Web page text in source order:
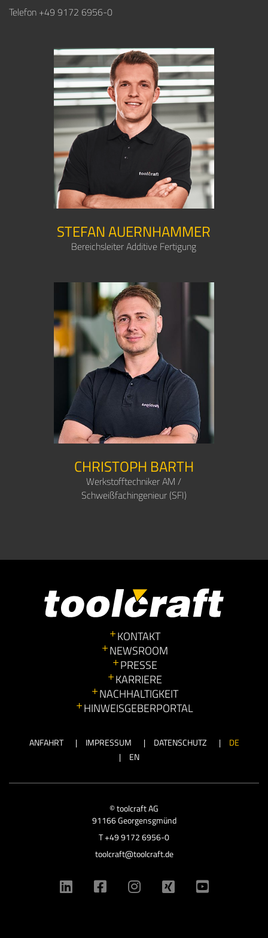
Telefon +49 9172 6956-0
STEFAN AUERNHAMMER
Bereichsleiter Additive Fertigung
CHRISTOPH BARTH
Werkstofftechniker AM /
Schweißfachingenieur (SFI)
KONTAKT
NEWSROOM
PRESSE
KARRIERE
NACHHALTIGKEIT
HINWEISGEBERPORTAL
ANFAHRT IMPRESSUM DATENSCHUTZ
DE
EN
© toolcraft AG
91166 Georgensgmünd
T+49 9172 6956-0
toolcraft@toolcraft.de